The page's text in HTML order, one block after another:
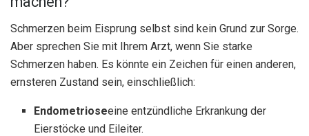
Schmerzen beim Eisprung selbst sind kein Grund zur Sorge.
Aber sprechen Sie mit Ihrem Arzt, wenn Sie starke
Schmerzen haben. Es könnte ein Zeichen für einen anderen,
ernsteren Zustand sein, einschließlich:
Endometrioseeine entzündliche Erkrankung der
Eierstöcke und Eileiter.